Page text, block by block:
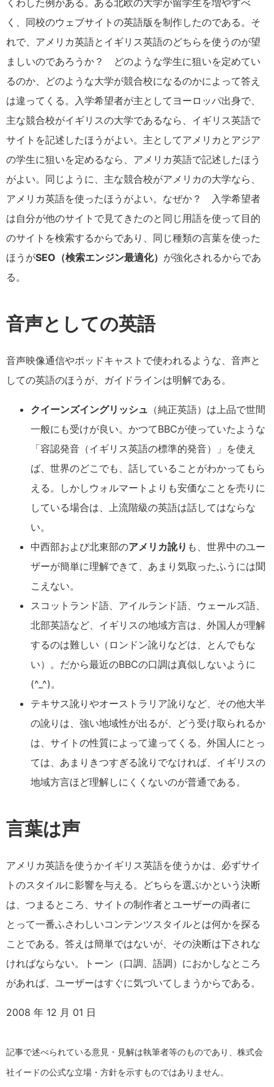
くわした例がある。ある北欧の大学が留学生を増やすべ
く、同校のウェブサイトの英語版を制作したのである。そ
れで、アメリカ英語とイギリス英語のどちらを使うのが望
ましいのであろうか？ どのような学生に狙いを定めてい
るのか、どのような大学が競合校になるのかによって答え
は違ってくる。入学希望者が主としてヨーロッパ出身で、
主な競合校がイギリスの大学であるなら、イギリス英語で
サイトを記述したほうがよい。主としてアメリカとアジア
の学生に狙いを定めるなら、アメリカ英語で記述したほう
がよい。同じように、主な競合校がアメリカの大学なら、
アメリカ英語を使ったほうがよい。なぜか？ 入学希望者
は自分が他のサイトで見てきたのと同じ用語を使って目的
のサイトを検索するからであり、同じ種類の言葉を使った
ほうがSEO（検索エンジン最適化） が強化されるからであ
る。
音声としての英語
音声映像通信やポッドキャストで使われるような、音声と
しての英語のほうが、ガイドラインは明解である。
クイーンズイングリッシュ （純正英語）は上品で世間
一般にも受けが良い。かつてBBCが使っていたような
「容認発音（イギリス英語の標準的発音）」を使え
ば、世界のどこでも、話していることがわかってもら
える。しかしウォルマートよりも安価なことを売りに
している場合は、上流階級の英語は話してはならな
い。
中西部および北東部のアメリカ訛り も、世界中のユー
ザーが簡単に理解できて、あまり気取ったふうには聞
こえない。
スコットランド語、アイルランド語、ウェールズ語、
北部英語など、イギリスの地域方言は、外国人が理解
するのは難しい（ロンドン訛りなどは、とんでもな
い）。だから最近のBBCの口調は真似しないように
(^_^)。
テキサス訛りやオーストラリア訛りなど、その他大半
の訛りは、強い地域性が出るが、どう受け取られるか
は、サイトの性質によって違ってくる。外国人にとっ
ては、あまりきつすぎる訛りでなければ、イギリスの
地域方言ほど理解しにくくないのが普通である。
言葉は声
アメリカ英語を使うかイギリス英語を使うかは、必ずサイ
トのスタイルに影響を与える。どちらを選ぶかという決断
は、つまるところ、サイトの制作者とユーザーの両者に
とって一番ふさわしいコンテンツスタイルとは何かを探る
ことである。答えは簡単ではないが、その決断は下されな
ければならない。トーン（口調、語調）におかしなところ
があれば、ユーザーはすぐに気づいてしまうからである。
2008 年 12 月 01 日
記事で述べられている意見・見解は執筆者等のものであり、株式会
社イードの公式な立場・方針を示すものではありません。